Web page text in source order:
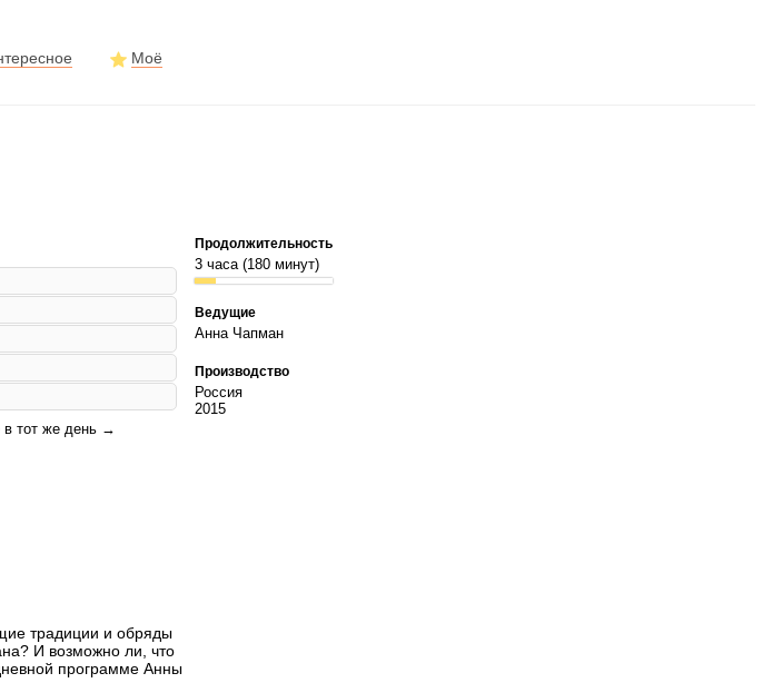
Моё
в тот же день →
традиции и обряды
И возможно ли, что
программе Анны
Продолжительность
3 часа (180 минут)
Ведущие
Анна Чапман
Производство
Россия
2015